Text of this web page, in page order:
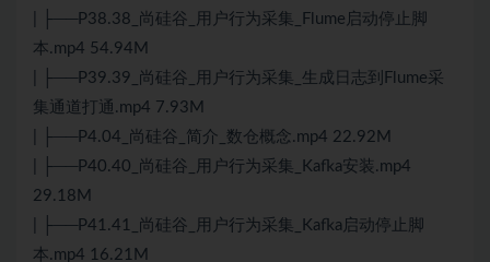
| ├──P38.38_尚硅谷_用户行为采集_Flume启动停止脚
本.mp4 54.94M
| ├──P39.39_尚硅谷_用户行为采集_生成日志到Flume采
集通道打通.mp4 7.93M
| ├──P4.04_尚硅谷_简介_数仓概念.mp4 22.92M
| ├──P40.40_尚硅谷_用户行为采集_Kafka安装.mp4
29.18M
| ├──P41.41_尚硅谷_用户行为采集_Kafka启动停止脚
本.mp4 16.21M